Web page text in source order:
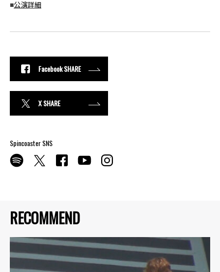
RECOMMEND
■公演詳細
Facebook SHARE
X SHARE
Spincoaster SNS